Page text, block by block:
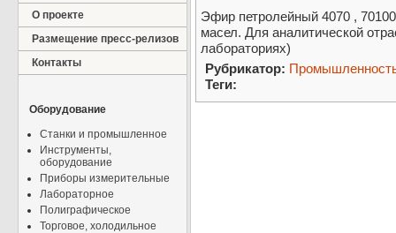
О проекте
Размещение пресс-релизов
Контакты
Оборудование
Станки и промышленное
Инструменты,
оборудование
Приборы измерительные
Лабораторное
Полиграфическое
Торговое, холодильное
Эфир петролейный 4070 ,
масел. Для аналитической
лабораториях)
Рубрикатор:
Теги: